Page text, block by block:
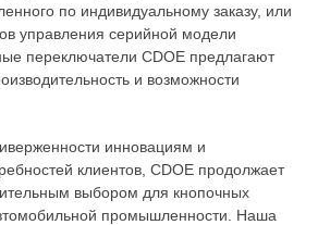
по индивидуальному заказу, или
управления серийной модели
переключатели CDOE предлагают
и возможности
инновациям и
клиентов, CDOE продолжает
выбором для кнопочных
промышленности. Наша